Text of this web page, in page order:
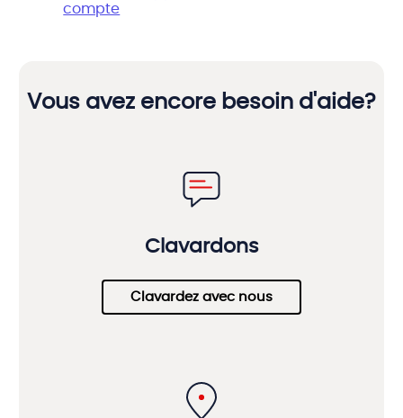
compte
Vous avez encore besoin d'aide?
Clavardons
Clavardez avec nous